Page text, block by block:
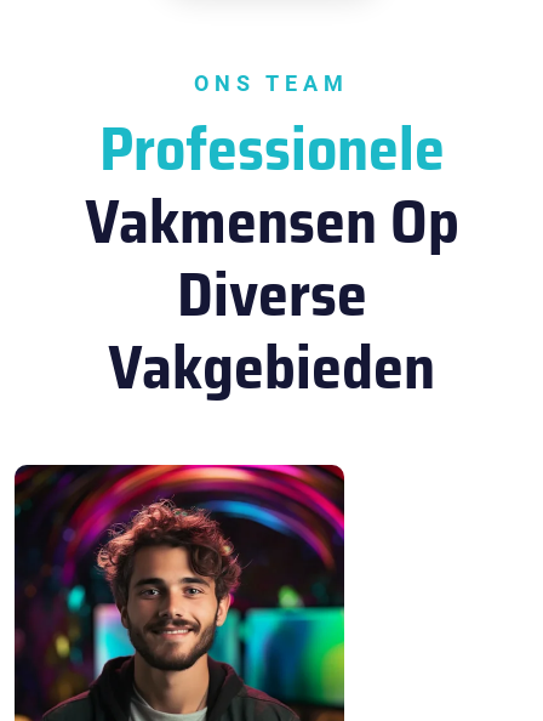
ONS TEAM
Professionele
Vakmensen Op
Diverse
Vakgebieden